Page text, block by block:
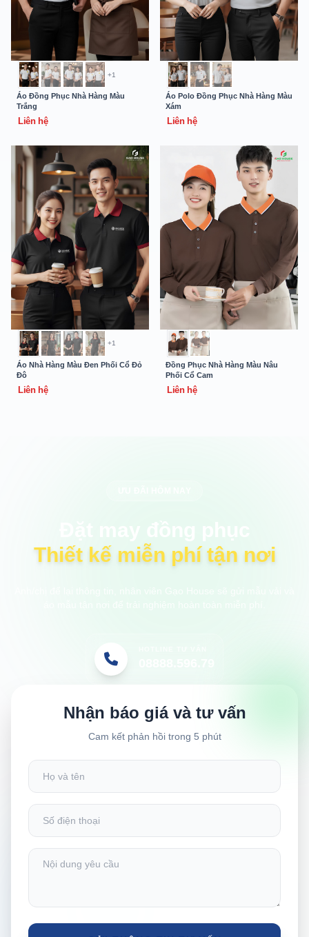
+1
Áo Đồng Phục Nhà Hàng Màu
Trắng
Liên hệ
Áo Polo Đồng Phục Nhà Hàng Màu
Xám
Liên hệ
+1
Áo Nhà Hàng Màu Đen Phối Cổ Đỏ
Đô
Liên hệ
Đồng Phục Nhà Hàng Màu Nâu
Phối Cổ Cam
Liên hệ
Thiết kế miễn phí tận nơi
Nhận báo giá và tư vấn
Cam kết phản hồi trong 5 phút